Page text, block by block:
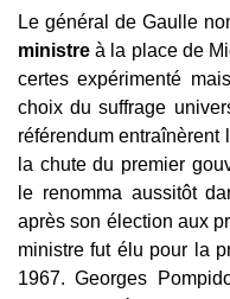
Le général de Gaulle
ministre à la place de
certes expérimenté
choix du suffrage
référendum entraînèrent
la chute du premier
le renomma aussitôt
après son élection aux
ministre fut élu pour la
1967. Georges